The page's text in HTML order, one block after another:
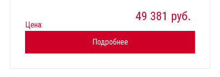
Цена:
49 381 руб.
Подробнее